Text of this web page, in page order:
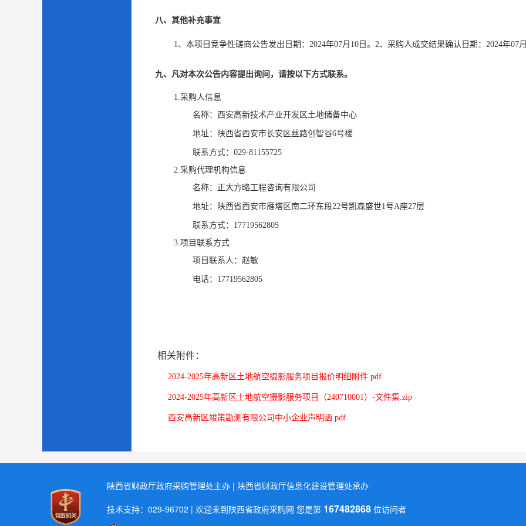
八、其他补充事宜
1、本项目竞争性磋商公告发出日期：2024年07月10日。2、采购人成交结果确认日期：2024年07
九、凡对本次公告内容提出询问，请按以下方式联系。
1.采购人信息
名称： 西安高新技术产业开发区土地储备中心
地址： 陕西省西安市长安区丝路创智谷6号楼
联系方式： 029-81155725
2.采购代理机构信息
名称：
正大方略工程咨询有限公司
地址： 陕西省西安市雁塔区南二环东段22号凯森盛世1号A座27层
联系方式： 17719562805
3.项目联系方式
项目联系人： 赵敏
电话： 17719562805
相关附件：
2024-2025年高新区土地航空摄影服务项目报价明细附件.pdf
2024-2025年高新区土地航空摄影服务项目（240710001）-文件集.zip
西安高新区竣策勘测有限公司中小企业声明函.pdf
陕西省财政厅政府采购管理处主办 | 陕西省财政厅信息化建设管理处承办
技术支持：029-96702 | 欢迎来到陕西省政府采购网 您是第 167482868 位访问者